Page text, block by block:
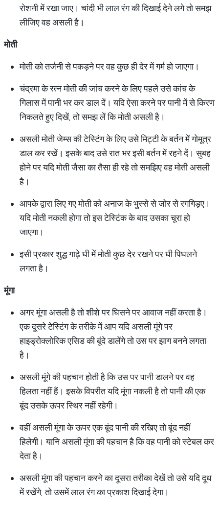
रोशनी में रखा जाए। चांदी भी लाल रंग की दिखाई देने लगे तो समझ
लीजिए वह असली है।
मोती
मोती को तर्जनी से पकड़ने पर वह कुछ ही देर में गर्म हो जाएगा।
चंद्रमा के रत्न मोती की जांच करने के लिए पहले उसे कांच के
गिलास में पानी भर कर डाल दें। यदि ऐसा करने पर पानी में से किरण
निकलते हुए दिखें, तो समझ लें कि मोती असली है।
असली मोती जेम्स की टेस्टिंग के लिए उसे मिट्टी के बर्तन में गोमूत्र
डाल कर रखें। इसके बाद उसे रात भर इसी बर्तन में रहने दें। सुबह
होने पर यदि मोती जैसा का तैसा ही रहे तो समझिए वह मोती असली
है।
आपके द्वारा लिए गए मोती को अनाज के भुस्से से जोर से रगगिड़ए।
यदि मोती नकली होगा तो इस टेस्टिंक के बाद उसका चूरा हो
जाएगा।
इसी प्रकार शुद्ध गाढ़े घी में मोती कुछ देर रखने पर घी पिघलने
लगता है।
मूंगा
अगर मूंगा असली है तो शीशे पर घिसने पर आवाज नहीं करता है।
एक दूसरे टेस्टिंग के तरीके में आप यदि असली मूंगे पर
हाइड्रोक्लोरिक एसिड की बूंदे डालेंगे तो उस पर झाग बनने लगता
है।
असली मूंगे की पहचान होती है कि उस पर पानी डालने पर वह
हिलता नहीं हैं। इसके विपरीत यदि मूंगा नकली है तो पानी की एक
बूंद उसके ऊपर स्थिर नहीं रहेगी।
वहीं असली मूंगा के ऊपर एक बूंद पानी की रखिए तो बूंद नहीं
हिलेगी। यानि असली मूंगा की पहचान है कि वह पानी को स्टेबल कर
देता है।
असली मूंगा की पहचान करने का दूसरा तरीका देखें तो उसे यदि दूध
में रखेंगे, तो उसमें लाल रंग का प्रकाश दिखाई देगा।